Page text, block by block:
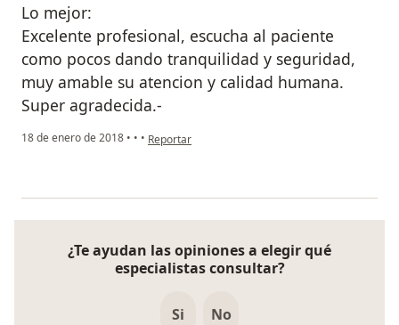
Lo mejor:
Excelente profesional, escucha al paciente
como pocos dando tranquilidad y seguridad,
muy amable su atencion y calidad humana.
Super agradecida.-
18 de enero de 2018 • • • en opinión del usuario usuario
Reportar
¿Te ayudan las opiniones a elegir qué
especialistas consultar?
Si No